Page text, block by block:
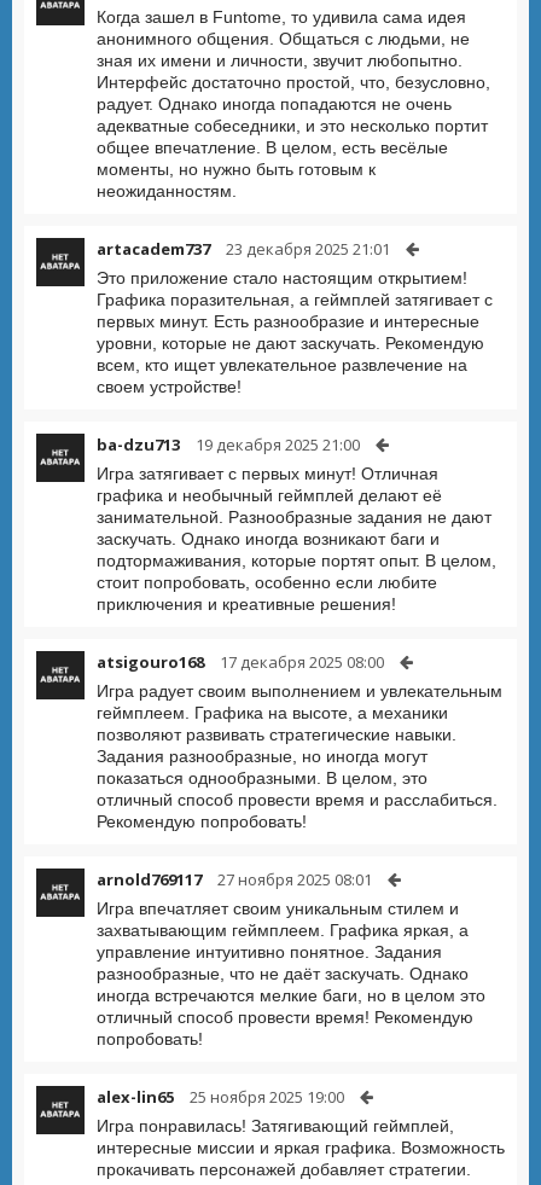
Когда зашел в Funtome, то удивила сама идея
анонимного общения. Общаться с людьми, не
зная их имени и личности, звучит любопытно.
Интерфейс достаточно простой, что, безусловно,
радует. Однако иногда попадаются не очень
адекватные собеседники, и это несколько портит
общее впечатление. В целом, есть весёлые
моменты, но нужно быть готовым к
неожиданностям.
artacadem737 23 декабря 2025 21:01
Это приложение стало настоящим открытием!
Графика поразительная, а геймплей затягивает с
первых минут. Есть разнообразие и интересные
уровни, которые не дают заскучать. Рекомендую
всем, кто ищет увлекательное развлечение на
своем устройстве!
ba-dzu713 19 декабря 2025 21:00
Игра затягивает с первых минут! Отличная
графика и необычный геймплей делают её
занимательной. Разнообразные задания не дают
заскучать. Однако иногда возникают баги и
подтормаживания, которые портят опыт. В целом,
стоит попробовать, особенно если любите
приключения и креативные решения!
atsigouro168 17 декабря 2025 08:00
Игра радует своим выполнением и увлекательным
геймплеем. Графика на высоте, а механики
позволяют развивать стратегические навыки.
Задания разнообразные, но иногда могут
показаться однообразными. В целом, это
отличный способ провести время и расслабиться.
Рекомендую попробовать!
arnold769117 27 ноября 2025 08:01
Игра впечатляет своим уникальным стилем и
захватывающим геймплеем. Графика яркая, а
управление интуитивно понятное. Задания
разнообразные, что не даёт заскучать. Однако
иногда встречаются мелкие баги, но в целом это
отличный способ провести время! Рекомендую
попробовать!
alex-lin65 25 ноября 2025 19:00
Игра понравилась! Затягивающий геймплей,
интересные миссии и яркая графика. Возможность
прокачивать персонажей добавляет стратегии.